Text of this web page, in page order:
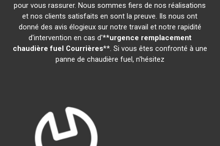
pour vous rassurer. Nous sommes fiers de nos réalisations
et nos clients satisfaits en sont la preuve. Ils nous ont
donné des avis élogieux sur notre travail et notre rapidité
d'intervention en cas d'**urgence remplacement
chaudière fuel Courrières**. Si vous êtes confronté à une
panne de chaudière fuel, n'hésitez